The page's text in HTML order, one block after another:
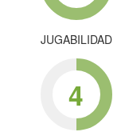
JUGABILIDAD
4